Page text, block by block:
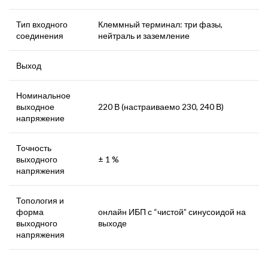
Тип входного
соединения
Клеммный терминал: три фазы,
нейтраль и заземление
Выход
Номинальное
выходное
напряжение
220 В (настраиваемо 230, 240 В)
Точность
выходного
напряжения
± 1 %
Топология и
форма
выходного
напряжения
онлайн ИБП с “чистой” синусоидой на
выходе